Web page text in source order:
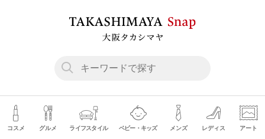
コスメ グルメ ライフスタイル ベビー・キッズ メンズ レディス アート